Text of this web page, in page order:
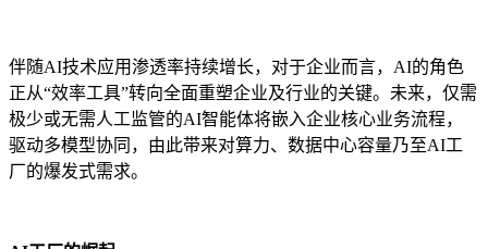
伴随AI技术应用渗透率持续增长，对于企业而言，AI的角色
正从“效率工具”转向全面重塑企业及行业的关键。未来，仅需
极少或无需人工监管的AI智能体将嵌入企业核心业务流程，
驱动多模型协同，由此带来对算力、数据中心容量乃至AI工
厂的爆发式需求。